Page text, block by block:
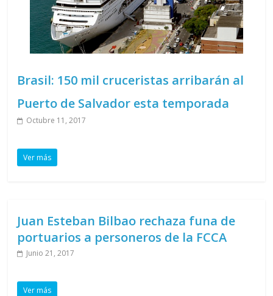
Brasil: 150 mil cruceristas arribarán al
Puerto de Salvador esta temporada
Octubre 11, 2017
Ver más
Juan Esteban Bilbao rechaza funa de
portuarios a personeros de la FCCA
Junio 21, 2017
Ver más